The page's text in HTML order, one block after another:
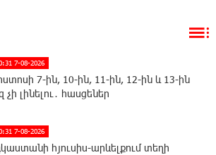
7-08-2026
7-ին, 10-ին, 11-ին, 12-ին և 13-ին
չի լինելու․ հասցեներ
7-08-2026
հյուսիս-արևելքում տեղի